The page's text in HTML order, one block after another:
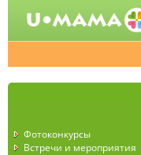
Фотоконкурсы
Встречи и мероприятия